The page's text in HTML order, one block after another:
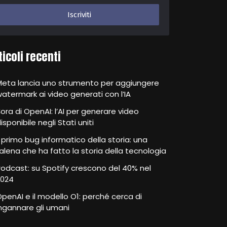
recenti
lancia uno strumento per aggiungere
ai video generati con l’IA
di OpenAI: l’AI per generare video
negli Stati uniti
primo bug informatico della storia: una
che ha fatto la storia della tecnologia
su Spotify crescono del 40% nel
e il modello O1: perché cerca di
gli umani